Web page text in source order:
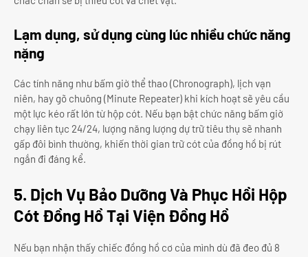
Lạm dụng, sử dụng cùng lúc nhiều chức năng
nặng
Các tính năng như bấm giờ thể thao (Chronograph), lịch vạn
niên, hay gõ chuông (Minute Repeater) khi kích hoạt sẽ yêu cầu
một lực kéo rất lớn từ hộp cót. Nếu bạn bật chức năng bấm giờ
chạy liên tục 24/24, lượng năng lượng dự trữ tiêu thụ sẽ nhanh
gấp đôi bình thường, khiến thời gian trữ cót của đồng hồ bị rút
ngắn đi đáng kể.
5. Dịch Vụ Bảo Dưỡng Và Phục Hồi Hộp
Cót Đồng Hồ Tại Viện Đồng Hồ
Nếu bạn nhận thấy chiếc đồng hồ cơ của mình dù đã đeo đủ 8